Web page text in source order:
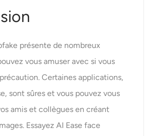
présente de nombreux
vous amuser avec si vous
Certaines applications,
sont sûres et vous pouvez vous
amis et collègues en créant
Essayez AI Ease face